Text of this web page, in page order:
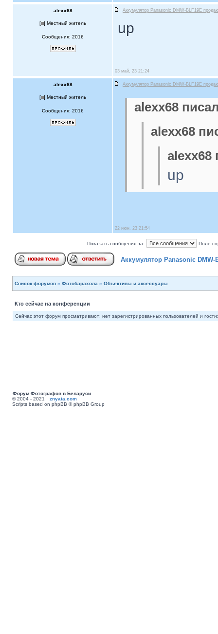
alexx68 Аккумулятор Panasonic DMW-BLF19E
[ ] Местный житель
Сообщения: 2016
up
03 май, 23 21:24
alexx68 Аккумулятор Panasonic DMW-BLF19E
[ ] Местный житель
Сообщения: 2016
alexx68
alexx68
alexx68
up
22 июн, 23 21:54
Показать сообщения за: Поле
Аккумулятор Panasonic
Список форумов » Фотобарахола » Объективы и аксессуары
Кто сейчас на конференции
Сейчас этот форум просматривают: нет зарегистрированных пользователей и
Форум Фотографов в Беларуси
© 2004 - 2021 znyata.com
Scripts based on phpBB © phpBB Group